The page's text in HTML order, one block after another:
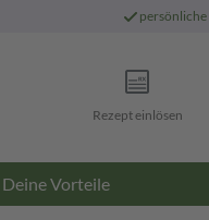
persönliche
Rezept einlösen
Deine Vorteile